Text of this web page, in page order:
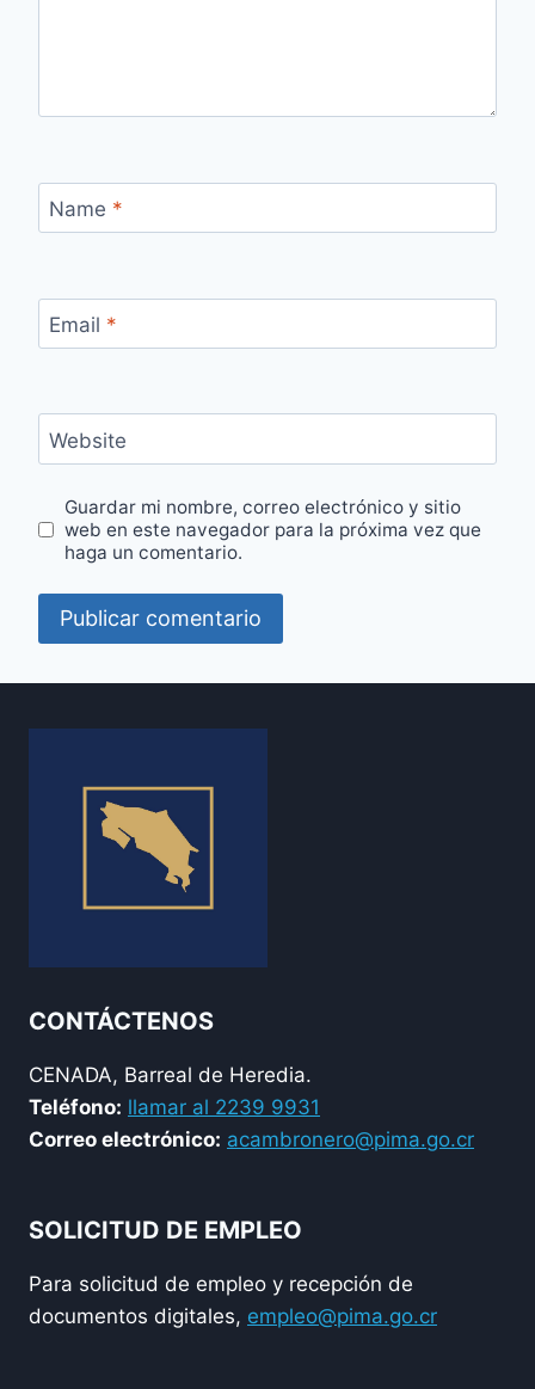
Name *
Email *
Website
Guardar mi nombre, correo electrónico y sitio
web en este navegador para la próxima vez que
haga un comentario.
CONTÁCTENOS
CENADA, Barreal de Heredia.
Teléfono: llamar al 2239 9931
Correo electrónico: acambronero@pima.go.cr
SOLICITUD DE EMPLEO
Para solicitud de empleo y recepción de
documentos digitales, empleo@pima.go.cr